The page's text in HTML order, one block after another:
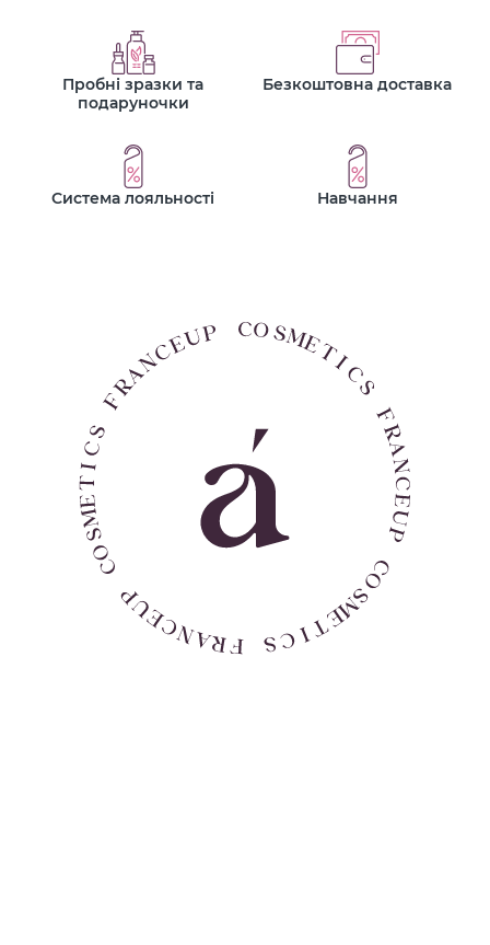
Пробні зразки та
подаруночки
Безкоштовна доставка
Система лояльності Навчання